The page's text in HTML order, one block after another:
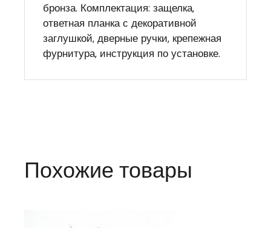
бронза. Комплектация: защелка,
ответная планка с декоративной
заглушкой, дверные ручки, крепежная
фурнитура, инструкция по установке.
Похожие товары